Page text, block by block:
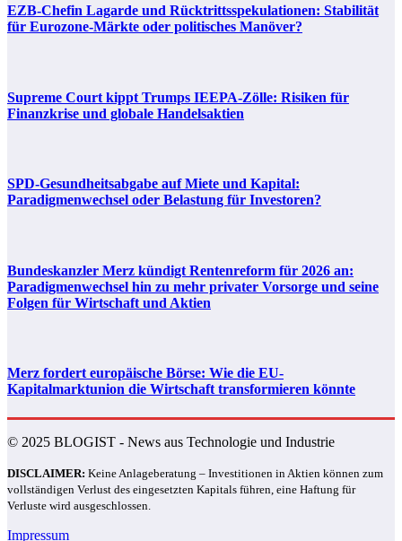
EZB-Chefin Lagarde und Rücktrittsspekulationen: Stabilität
für Eurozone-Märkte oder politisches Manöver?
Supreme Court kippt Trumps IEEPA-Zölle: Risiken für
Finanzkrise und globale Handelsaktien
SPD-Gesundheitsabgabe auf Miete und Kapital:
Paradigmenwechsel oder Belastung für Investoren?
Bundeskanzler Merz kündigt Rentenreform für 2026 an:
Paradigmenwechsel hin zu mehr privater Vorsorge und seine
Folgen für Wirtschaft und Aktien
Merz fordert europäische Börse: Wie die EU-
Kapitalmarktunion die Wirtschaft transformieren könnte
© 2025 BLOGIST - News aus Technologie und Industrie
DISCLAIMER: Keine Anlageberatung – Investitionen in Aktien können zum
vollständigen Verlust des eingesetzten Kapitals führen, eine Haftung für
Verluste wird ausgeschlossen.
Impressum